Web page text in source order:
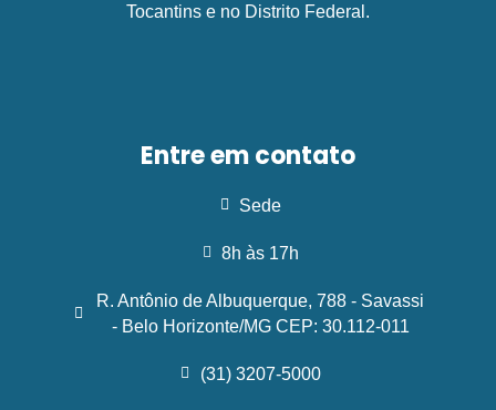
Tocantins e no Distrito Federal.
Entre em contato
Sede
8h às 17h
R. Antônio de Albuquerque, 788 - Savassi
- Belo Horizonte/MG CEP: 30.112-011
(31) 3207-5000